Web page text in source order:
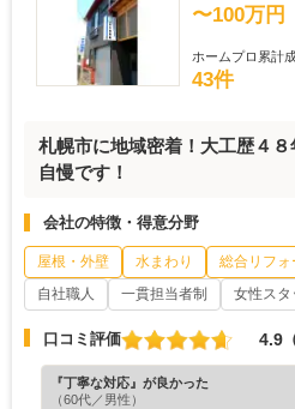
〜100万円
ホームプロ累計
43件
札幌市に地域密着！大工歴４
自慢です！
会社の特徴・得意分野
屋根・外壁 水まわり 総合リフォ
自社職人
一貫担当者制 女性スタ
口コミ評価 4.9
『丁寧な対応』が良かった
（60代／男性）